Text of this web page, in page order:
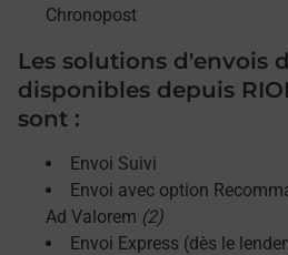
Chronopost
Les solutions d'envois
disponibles depuis
sont :
Envoi Suivi
Envoi avec option
Ad Valorem (2)
Envoi Express (dès le